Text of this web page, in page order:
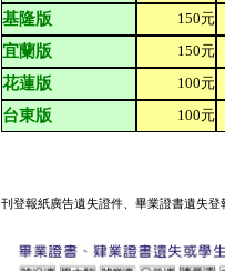
基隆版 150元
宜蘭版 150元
花蓮版 100元
台東版 100元
刊登報紙廣告遺失證件、畢業證書遺失